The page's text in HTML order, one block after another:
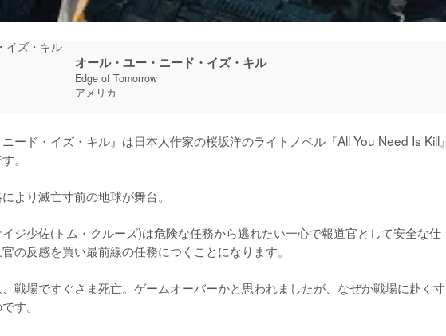
オール・ユー・ニード・イズ・キル
Edge of Tomorrow
アメリカ
ード・イズ・キル』は日本人作家の桜坂洋のライトノベル『All You Need Is Kill』
。
より滅亡寸前の地球が舞台。
ジ少佐(トム・クルーズ)は危険な任務から逃れたい一心で報道官として安全な仕
の反感を買い最前線の任務につくことになります。
戦場ですぐさま死亡。ゲームオーバーかと思われましたが、なぜか戦場に赴く寸
す。